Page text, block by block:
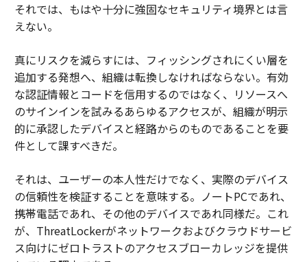
それでは、もはや十分に強固なセキュリティ境界とは言
えない。
真にリスクを減らすには、フィッシングされにくい層を
追加する発想へ、組織は転換しなければならない。有効
な認証情報とコードを信用するのではなく、リソースへ
のサインインを試みるあらゆるアクセスが、組織が明示
的に承認したデバイスと経路からのものであることを要
件として課すべきだ。
それは、ユーザーの本人性だけでなく、実際のデバイス
の信頼性を検証することを意味する。ノートPCであれ、
携帯電話であれ、その他のデバイスであれ同様だ。これ
が、ThreatLockerがネットワークおよびクラウドサービ
ス向けにゼロトラストのアクセスブローカレッジを提供